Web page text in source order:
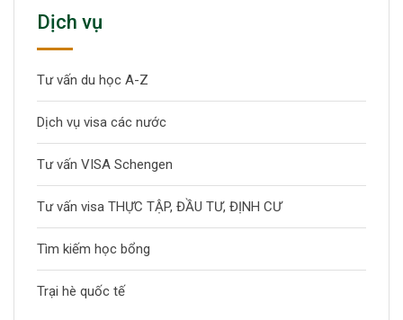
Dịch vụ
Tư vấn du học A-Z
Dịch vụ visa các nước
Tư vấn VISA Schengen
Tư vấn visa THỰC TẬP, ĐẦU TƯ, ĐỊNH CƯ
Tìm kiếm học bổng
Trại hè quốc tế